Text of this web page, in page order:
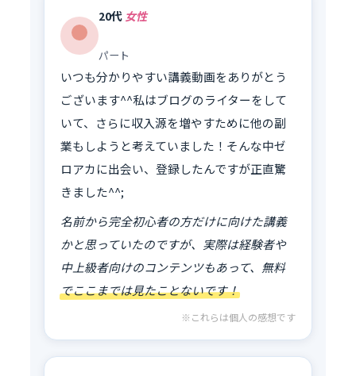
20代 女性
パート
いつも分かりやすい講義動画をありがとう
ございます^^私はブログのライターをして
いて、さらに収入源を増やすために他の副
業もしようと考えていました！そんな中ゼ
ロアカに出会い、登録したんですが正直驚
きました^^;
名前から完全初心者の方だけに向けた講義
かと思っていたのですが、実際は経験者や
中上級者向けのコンテンツもあって、無料
でここまでは見たことないです！
※これらは個人の感想です